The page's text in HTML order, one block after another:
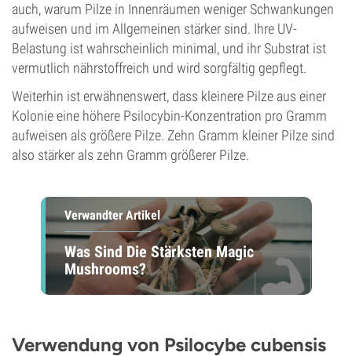
auch, warum Pilze in Innenräumen weniger Schwankungen
aufweisen und im Allgemeinen stärker sind. Ihre UV-
Belastung ist wahrscheinlich minimal, und ihr Substrat ist
vermutlich nährstoffreich und wird sorgfältig gepflegt.
Weiterhin ist erwähnenswert, dass kleinere Pilze aus einer
Kolonie eine höhere Psilocybin-Konzentration pro Gramm
aufweisen als größere Pilze. Zehn Gramm kleiner Pilze sind
also stärker als zehn Gramm größerer Pilze.
Verwandter Artikel
Was Sind Die Stärksten Magic
Mushrooms?
Verwendung von Psilocybe cubensis